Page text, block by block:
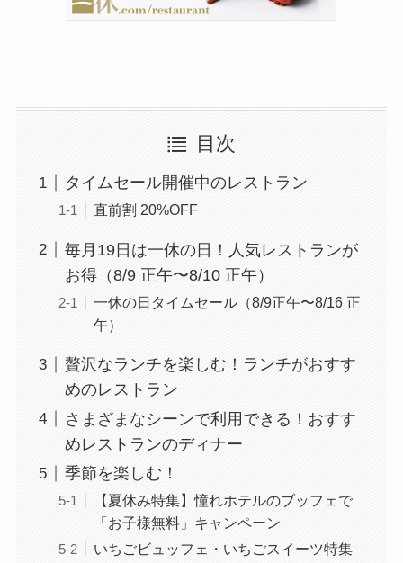
目次
タイムセール開催中のレストラン
直前割 20%OFF
毎月19日は一休の日！人気レストランが
お得（8/9 正午〜8/10 正午）
一休の日タイムセール（8/9正午〜8/16 正
午）
贅沢なランチを楽しむ！ランチがおすす
めのレストラン
さまざまなシーンで利用できる！おすす
めレストランのディナー
季節を楽しむ！
【夏休み特集】憧れホテルのブッフェで
「お子様無料」キャンペーン
いちごビュッフェ・いちごスイーツ特集